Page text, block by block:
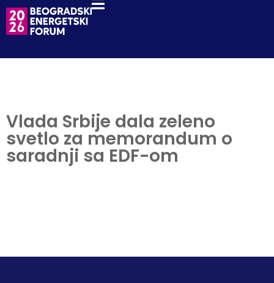
Vlada Srbije dala zeleno
svetlo za memorandum o
saradnji sa EDF-om